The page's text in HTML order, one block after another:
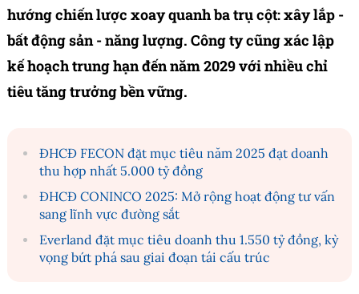
hướng chiến lược xoay quanh ba trụ cột: xây lắp -
bất động sản - năng lượng. Công ty cũng xác lập
kế hoạch trung hạn đến năm 2029 với nhiều chỉ
tiêu tăng trưởng bền vững.
ĐHCĐ FECON đặt mục tiêu năm 2025 đạt doanh
thu hợp nhất 5.000 tỷ đồng
ĐHCĐ CONINCO 2025: Mở rộng hoạt động tư vấn
sang lĩnh vực đường sắt
Everland đặt mục tiêu doanh thu 1.550 tỷ đồng, kỳ
vọng bứt phá sau giai đoạn tái cấu trúc